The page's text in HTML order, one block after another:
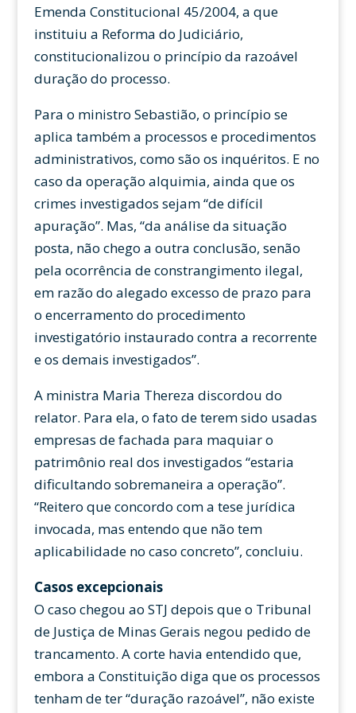
Emenda Constitucional 45/2004, a que
instituiu a Reforma do Judiciário,
constitucionalizou o princípio da razoável
duração do processo.
Para o ministro Sebastião, o princípio se
aplica também a processos e procedimentos
administrativos, como são os inquéritos. E no
caso da operação alquimia, ainda que os
crimes investigados sejam “de difícil
apuração”. Mas, “da análise da situação
posta, não chego a outra conclusão, senão
pela ocorrência de constrangimento ilegal,
em razão do alegado excesso de prazo para
o encerramento do procedimento
investigatório instaurado contra a recorrente
e os demais investigados”.
A ministra Maria Thereza discordou do
relator. Para ela, o fato de terem sido usadas
empresas de fachada para maquiar o
patrimônio real dos investigados “estaria
dificultando sobremaneira a operação”.
“Reitero que concordo com a tese jurídica
invocada, mas entendo que não tem
aplicabilidade no caso concreto”, concluiu.
Casos excepcionais
O caso chegou ao STJ depois que o Tribunal
de Justiça de Minas Gerais negou pedido de
trancamento. A corte havia entendido que,
embora a Constituição diga que os processos
tenham de ter “duração razoável”, não existe